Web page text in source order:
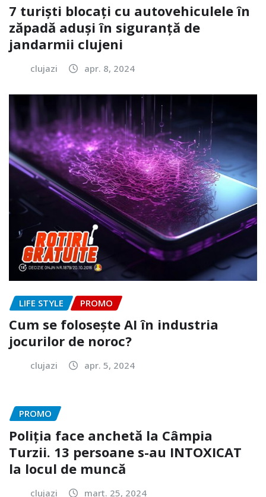
7 turiști blocați cu autovehiculele în
zăpadă aduși în siguranță de
jandarmii clujeni
clujazi apr. 8, 2024
LIFE STYLE PROMO
Cum se folosește AI în industria
jocurilor de noroc?
clujazi apr. 5, 2024
PROMO
Poliția face anchetă la Câmpia
Turzii. 13 persoane s-au INTOXICAT
la locul de muncă
clujazi mart. 25, 2024